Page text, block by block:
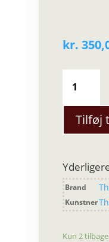
kr.
Finnsdottir
-
Glove
antal
Tilføj
Brand
Kunstner
Kun 2